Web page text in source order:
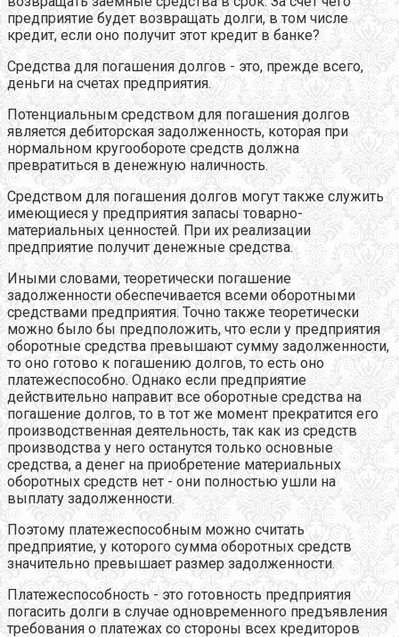
предприятие будет возвращать долги, в том числе
кредит, если оно получит этот кредит в банке?
Средства для погашения долгов - это, прежде всего,
деньги на счетах предприятия.
Потенциальным средством для погашения долгов
является дебиторская задолженность, которая при
нормальном кругообороте средств должна
превратиться в денежную наличность.
Средством для погашения долгов могут также служить
имеющиеся у предприятия запасы товарно-
материальных ценностей. При их реализации
предприятие получит денежные средства.
Иными словами, теоретически погашение
задолженности обеспечивается всеми оборотными
средствами предприятия. Точно также теоретически
можно было бы предположить, что если у предприятия
оборотные средства превышают сумму задолженности,
то оно готово к погашению долгов, то есть оно
платежеспособно. Однако если предприятие
действительно направит все оборотные средства на
погашение долгов, то в тот же момент прекратится его
производственная деятельность, так как из средств
производства у него останутся только основные
средства, а денег на приобретение материальных
оборотных средств нет - они полностью ушли на
выплату задолженности.
Поэтому платежеспособным можно считать
предприятие, у которого сумма оборотных средств
значительно превышает размер задолженности.
Платежеспособность - это готовность предприятия
погасить долги в случае одновременного предъявления
требования о платежах со стороны всех кредиторов